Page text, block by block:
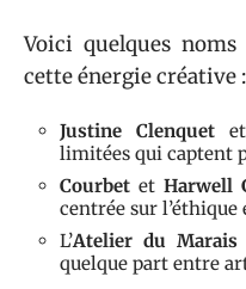
Voici quelques
cette énergie créative :
Justine Clenquet
limitées qui captent
Courbet et Harwell
centrée sur l’éthique
L’Atelier du Marais
quelque part entre